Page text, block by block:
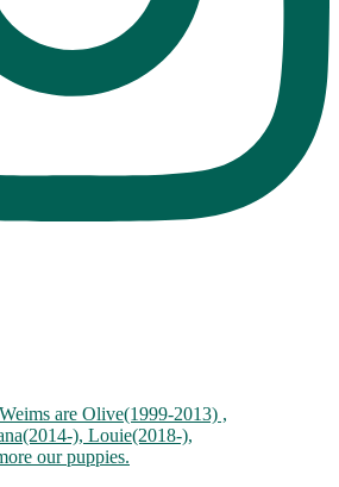
are Olive(1999-2013) ,
), Louie(2018-),
our puppies.